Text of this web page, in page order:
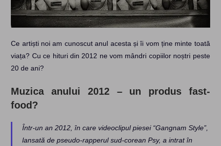
Ce artiști noi am cunoscut anul acesta și îi vom ține minte toată
viața? Cu ce hituri din 2012 ne vom mândri copiilor noștri peste
20 de ani?
Muzica anului 2012 – un produs fast-
food?
Într-un an 2012, în care videoclipul piesei “Gangnam Style”,
lansată de pseudo-rapperul sud-corean Psy, a intrat în